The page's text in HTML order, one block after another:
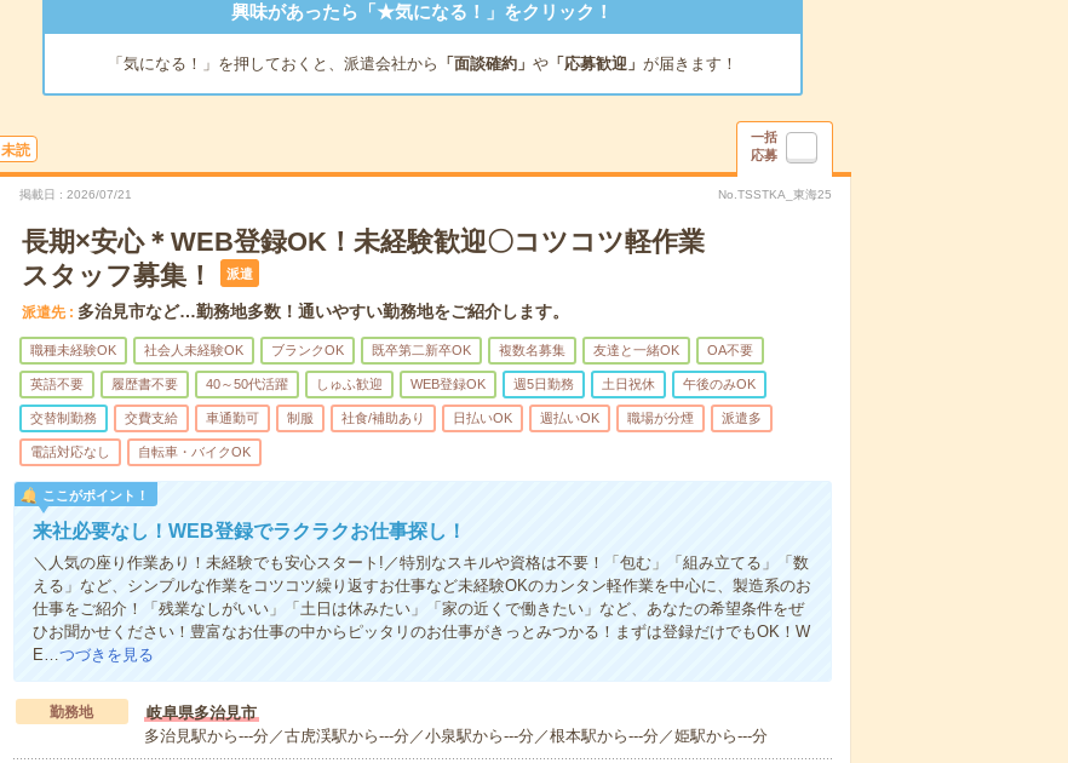
興味があったら「★気になる！」をクリック！
「気になる！」を押しておくと、派遣会社から 「面談確約」 や「応募歓迎」 が届きます！
未読
一括
応募
掲載日 2026/07/21 No.TSSTKA_東海25
長期×安心＊WEB登録OK！未経験歓迎〇コツコツ軽作業
スタッフ募集！
派遣
派遣先 多治見市など…勤務地多数！通いやすい勤務地をご紹介します。
職種未経験OK 社会人未経験OK ブランクOK 既卒第二新卒OK 複数名募集 友達と一緒OK OA不要
英語不要 履歴書不要 40～50代活躍 しゅふ歓迎 WEB登録OK 週5日勤務 土日祝休 午後のみOK
交替制勤務 交費支給 車通勤可 制服 社食/補助あり 日払いOK 週払いOK 職場が分煙 派遣多
電話対応なし 自転車・バイクOK
ここがポイント！
来社必要なし！WEB登録でラクラクお仕事探し！
＼人気の座り作業あり！未経験でも安心スタート!／特別なスキルや資格は不要！「包む」「組み立てる」「数
える」など、シンプルな作業をコツコツ繰り返すお仕事など未経験OKのカンタン軽作業を中心に、製造系のお
仕事をご紹介！「残業なしがいい」「土日は休みたい」「家の近くで働きたい」など、あなたの希望条件をぜ
ひお聞かせください！豊富なお仕事の中からピッタリのお仕事がきっとみつかる！まずは登録だけでもOK！W
E…つづきを見る
勤務地
岐阜県多治見市
多治見駅から---分／古虎渓駅から---分／小泉駅から---分／根本駅から---分／姫駅から---分